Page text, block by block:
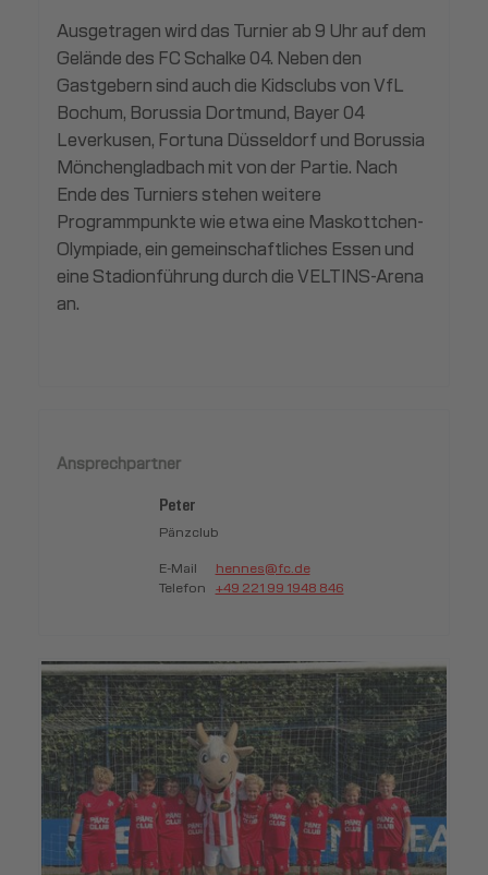
Ausgetragen wird das Turnier ab 9 Uhr auf dem
Gelände des FC Schalke 04. Neben den
Gastgebern sind auch die Kidsclubs von VfL
Bochum, Borussia Dortmund, Bayer 04
Leverkusen, Fortuna Düsseldorf und Borussia
Mönchengladbach mit von der Partie. Nach
Ende des Turniers stehen weitere
Programmpunkte wie etwa eine Maskottchen-
Olympiade, ein gemeinschaftliches Essen und
eine Stadionführung durch die VELTINS-Arena
an.
Ansprechpartner
Peter
Pänzclub
E-Mail
hennes@fc.de
Telefon
+49 221 99 1948 846